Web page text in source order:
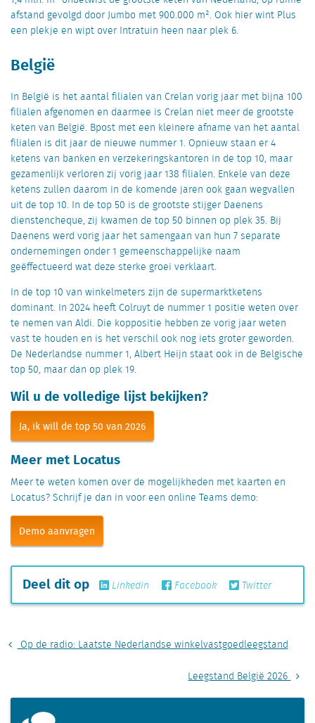
afstand gevolgd door Jumbo met 900.000 m². Ook hier wint Plus
een plekje en wipt over Intratuin heen naar plek 6.
België
In België is het aantal filialen van Crelan vorig jaar met bijna 100
filialen afgenomen en daarmee is Crelan niet meer de grootste
keten van België. Bpost met een kleinere afname van het aantal
filialen is dit jaar de nieuwe nummer 1. Opnieuw staan er 4
ketens van banken en verzekeringskantoren in de top 10, maar
gezamenlijk verloren zij vorig jaar 138 filialen. Enkele van deze
ketens zullen daarom in de komende jaren ook gaan wegvallen
uit de top 10. In de top 50 is de grootste stijger Daenens
dienstencheque, zij kwamen de top 50 binnen op plek 35. Bij
Daenens werd vorig jaar het samengaan van hun 7 separate
ondernemingen onder 1 gemeenschappelijke naam
geëffectueerd wat deze sterke groei verklaart.
In de top 10 van winkelmeters zijn de supermarktketens
dominant. In 2024 heeft Colruyt de nummer 1 positie weten over
te nemen van Aldi. Die koppositie hebben ze vorig jaar weten
vast te houden en is het verschil ook nog iets groter geworden.
De Nederlandse nummer 1, Albert Heijn staat ook in de Belgische
top 50, maar dan op plek 19.
Wil u de volledige lijst bekijken?
Ja, ik will de top 50 van 2026
Meer met Locatus
Meer te weten komen over de mogelijkheden met kaarten en
Locatus? Schrijf je dan in voor een online Teams demo:
Demo aanvragen
Deel dit op Linkedin Facebook Twitter
Op de radio: Laatste Nederlandse winkelvastgoedleegstand
Leegstand België 2026